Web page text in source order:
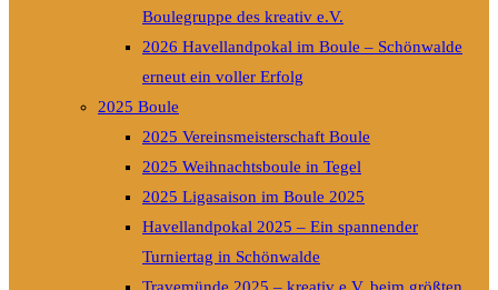
Boulegruppe des kreativ e.V.
2026 Havellandpokal im Boule – Schönwalde
erneut ein voller Erfolg
2025 Boule
2025 Vereinsmeisterschaft Boule
2025 Weihnachtsboule in Tegel
2025 Ligasaison im Boule 2025
Havellandpokal 2025 – Ein spannender
Turniertag in Schönwalde